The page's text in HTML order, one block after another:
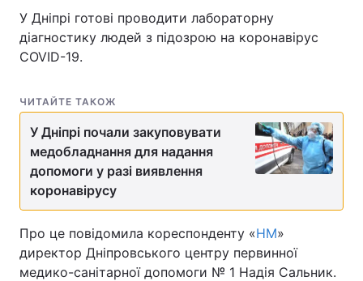
У Дніпрі готові проводити лабораторну
діагностику людей з підозрою на коронавірус
COVID-19.
ЧИТАЙТЕ ТАКОЖ
У Дніпрі почали закуповувати
медобладнання для надання
допомоги у разі виявлення
коронавірусу
Про це повідомила кореспонденту «НМ»
директор Дніпровського центру первинної
медико-санітарної допомоги № 1 Надія Сальник.